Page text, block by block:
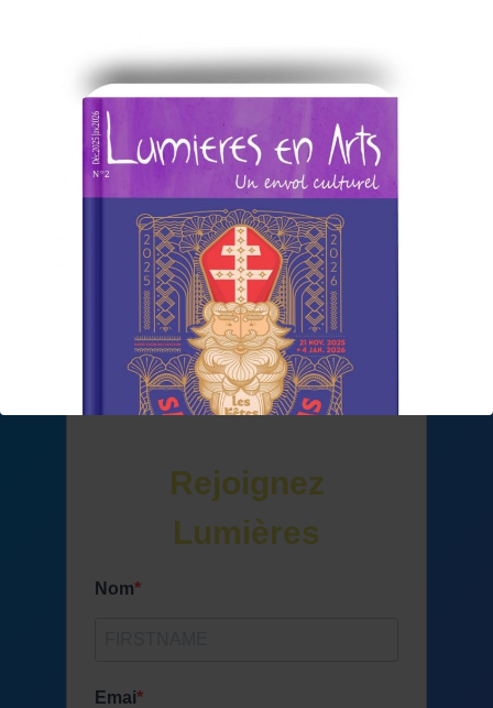
de Rivoli, Paris 75001. Présentée dans
une galerie nouvellement rénovée,
l’exposition raconte 150 ans de mode sur
les créations de prêt à porter, les clichés
des grands photographes de mode et les
articles du magazine. A…
LIRE LA SUITEHARPER’S
BAZAAR,
AU
MUSÉE
DES
ARTS
DÉCORATIFS.
Rejoignez
Lumières
Nom
Emai